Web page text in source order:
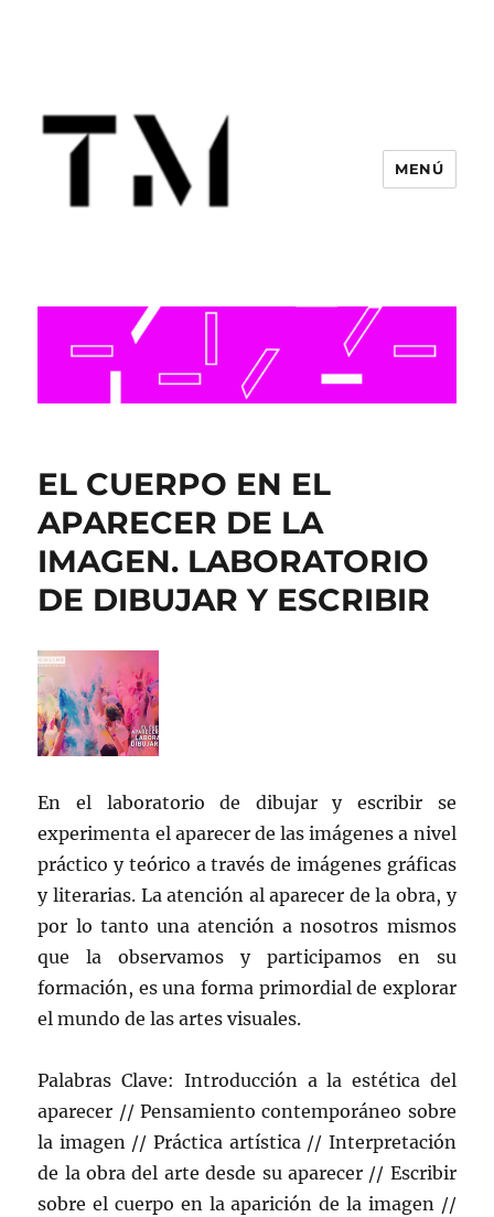
MENÚ
EL CUERPO EN EL
APARECER DE LA
IMAGEN. LABORATORIO
DE DIBUJAR Y ESCRIBIR
En el laboratorio de dibujar y escribir se
experimenta el aparecer de las imágenes a nivel
práctico y teórico a través de imágenes gráficas
y literarias. La atención al aparecer de la obra, y
por lo tanto una atención a nosotros mismos
que la observamos y participamos en su
formación, es una forma primordial de explorar
el mundo de las artes visuales.
Palabras Clave: Introducción a la estética del
aparecer // Pensamiento contemporáneo sobre
la imagen // Práctica artística // Interpretación
de la obra del arte desde su aparecer // Escribir
sobre el cuerpo en la aparición de la imagen //